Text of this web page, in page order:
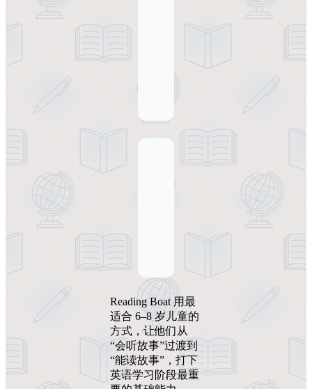
Reading Boat 用最
适合 6–8 岁儿童的
方式，让他们从
“会听故事”过渡到
“能读故事”，打下
英语学习阶段最重